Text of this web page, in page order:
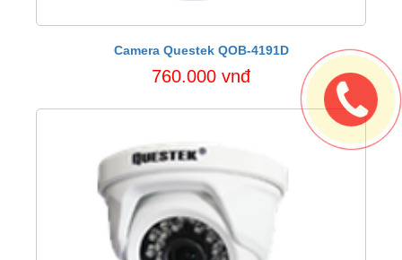
Camera Questek QOB-4191D
760.000 vnđ